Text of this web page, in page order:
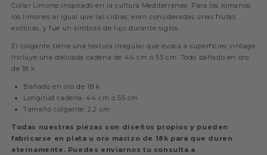
Collar Limone inspirado en la cultura Mediterránea. Para los romanos,
los limones al igual que las cidras, eran consideradas unas frutas
exóticas, y fue un símbolo de lujo durante siglos.
El colgante tiene una textura irregular que evoca a superficies vintage.
Incluye una delicada cadena de 44 cm o 55 cm. Todo bañado en oro
de 18 k.
Bañado en oro de 18 k
Longitud cadena: 44 cm o 55 cm
Tamaño colgante: 2,2 cm
Todas nuestras piezas son diseños propios y pueden
fabricarse en plata u oro macizo de 18k para que duren
eternamente. Puedes enviarnos tu consulta a